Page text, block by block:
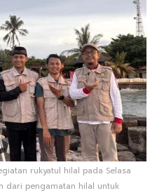
rukyatul hilal pada Selasa
dari pengamatan hilal untuk